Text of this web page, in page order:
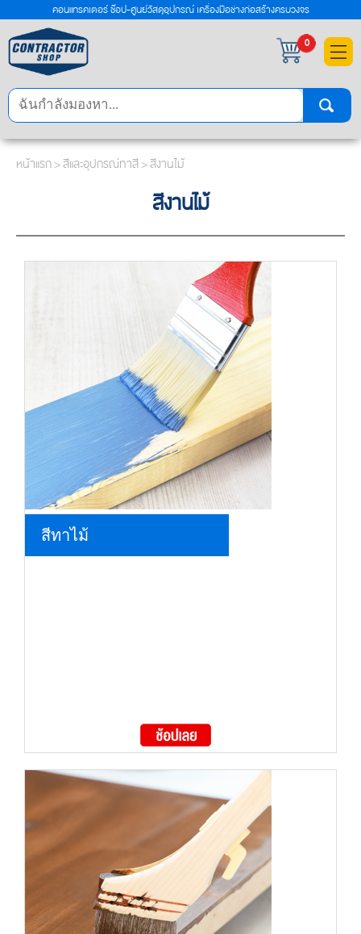
×
คอนแทรคเตอร์ ช๊อป-ศูนย์วัสดุอุปกรณ์ เครื่องมือช่างก่อสร้างครบวงจร
0
หน้าแรก>สีและอุปกรณ์ทาสี>สีงานไม้
สีงานไม้
สีทาไม้